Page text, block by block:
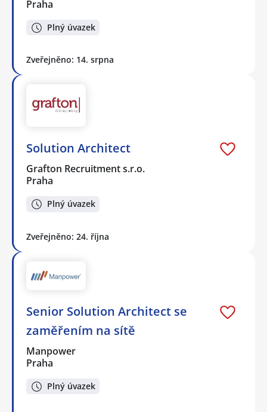
Praha
Plný úvazek
Zveřejněno: 14. srpna
Solution Architect
Grafton Recruitment s.r.o.
Praha
Plný úvazek
Zveřejněno: 24. října
Senior Solution Architect se
zaměřením na sítě
Manpower
Praha
Plný úvazek